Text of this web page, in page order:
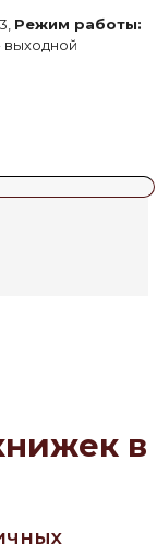
Режим работы:
выходной
в